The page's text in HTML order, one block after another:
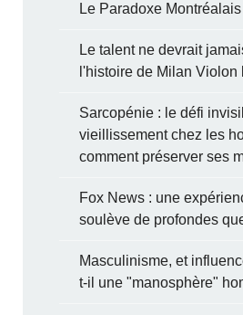
Le Paradoxe Montréalais
Le talent ne devrait
l'histoire de Milan Violon
Sarcopénie : le défi
vieillissement chez les
comment préserver ses
Fox News : une
soulève de profondes
Masculinisme, et
t-il une "manosphère"